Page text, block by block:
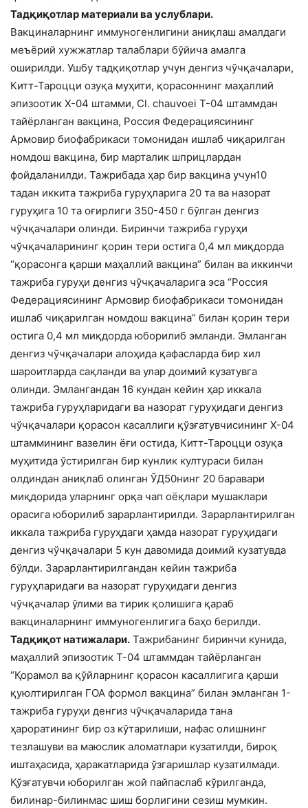
Тадқиқотлар материали ва услублари.
Вакциналарнинг иммуногенлигини аниқлаш амалдаги
меъёрий хужжатлар талаблари бўйича амалга
оширилди. Ушбу тадқиқотлар учун денгиз чўчқачалари,
Китт-Тароцци озуқа муҳити, қорасоннинг маҳаллий
эпизоотик Х-04 штамми, Cl. chauvoei Т-04 штаммдан
тайёрланган вакцина, Россия Федерациясининг
Армовир биофабрикаси томонидан ишлаб чиқарилган
номдош вакцина, бир марталик шприцлардан
фойдаланилди. Тажрибада ҳар бир вакцина учун10
тадан иккита тажриба гуруҳларига 20 та ва назорат
гуруҳига 10 та оғирлиги 350-450 г бўлган денгиз
чўчқачалари олинди. Биринчи тажриба гуруҳи
чўчқачаларининг қорин тери остига 0,4 мл миқдорда
“қорасонга қарши маҳаллий вакцина” билан ва иккинчи
тажриба гуруҳи денгиз чўчқачаларига эса “Россия
Федерациясининг Армовир биофабрикаси томонидан
ишлаб чиқарилган номдош вакцина” билан қорин тери
остига 0,4 мл миқдорда юборилиб эмланди. Эмланган
денгиз чўчқачалари алоҳида қафасларда бир хил
шароитларда сақланди ва улар доимий кузатувга
олинди. Эмлангандан 16 кундан кейин ҳар иккала
тажриба гуруҳларидаги ва назорат гуруҳидаги денгиз
чўчқачалари қорасон касаллиги қўзғатувчисининг Х-04
штаммининг вазелин ёғи остида, Китт-Тароцци озуқа
муҳитида ўстирилган бир кунлик култураси билан
олдиндан аниқлаб олинган ЎД50нинг 20 баравари
миқдорида уларнинг орқа чап оёқлари мушаклари
орасига юборилиб зарарлантирилди. Зарарлантирилган
иккала тажриба гуруҳдаги ҳамда назорат гуруҳидаги
денгиз чўчқачалари 5 кун давомида доимий кузатувда
бўлди. Зарарлантирилгандан кейин тажриба
гуруҳларидаги ва назорат гуруҳидаги денгиз
чўчқачалар ўлими ва тирик қолишига қараб
вакциналарнинг иммуногенлигига баҳо берилди.
Тадқиқот натижалари. Тажрибанинг биринчи кунида,
маҳаллий эпизоотик Т-04 штаммдан тайёрланган
“Қорамол ва қўйларнинг қорасон касаллигига қарши
қуюлтирилган ГОА формол вакцина” билан эмланган 1-
тажриба гуруҳи денгиз чўчқачаларида тана
ҳароратининг бир оз кўтарилиши, нафас олишнинг
тезлашуви ва маюслик аломатлари кузатилди, бироқ
иштаҳасида, ҳаракатларида ўзгаришлар кузатилмади.
Қўзғатувчи юборилган жой пайпаслаб кўрилганда,
билинар-билинмас шиш борлигини сезиш мумкин.